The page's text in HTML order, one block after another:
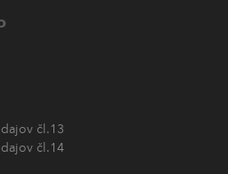
čl.13
čl.14